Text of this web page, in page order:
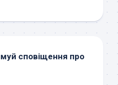
сповіщення про